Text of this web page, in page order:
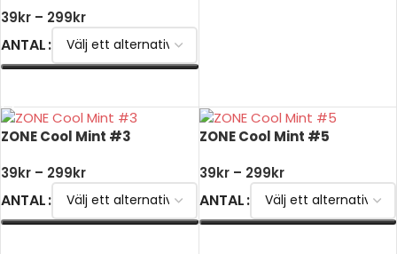
39kr – 299kr
ANTAL
ZONE Cool Mint #3
39kr – 299kr
ANTAL
ZONE Cool Mint #5
39kr – 299kr
ANTAL